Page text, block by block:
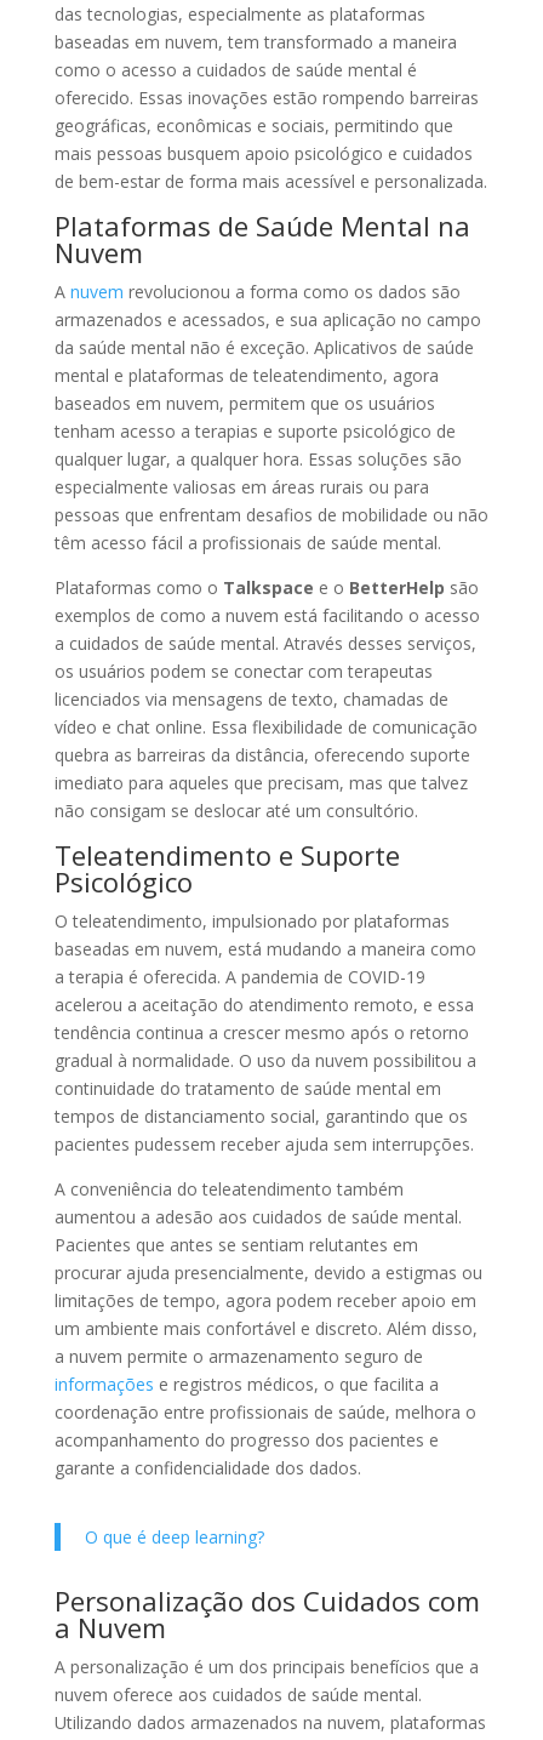
das tecnologias, especialmente as plataformas
baseadas em nuvem, tem transformado a maneira
como o acesso a cuidados de saúde mental é
oferecido. Essas inovações estão rompendo barreiras
geográficas, econômicas e sociais, permitindo que
mais pessoas busquem apoio psicológico e cuidados
de bem-estar de forma mais acessível e personalizada.
Plataformas de Saúde Mental na
Nuvem
A nuvem revolucionou a forma como os dados são
armazenados e acessados, e sua aplicação no campo
da saúde mental não é exceção. Aplicativos de saúde
mental e plataformas de teleatendimento, agora
baseados em nuvem, permitem que os usuários
tenham acesso a terapias e suporte psicológico de
qualquer lugar, a qualquer hora. Essas soluções são
especialmente valiosas em áreas rurais ou para
pessoas que enfrentam desafios de mobilidade ou não
têm acesso fácil a profissionais de saúde mental.
Plataformas como o Talkspace e o BetterHelp são
exemplos de como a nuvem está facilitando o acesso
a cuidados de saúde mental. Através desses serviços,
os usuários podem se conectar com terapeutas
licenciados via mensagens de texto, chamadas de
vídeo e chat online. Essa flexibilidade de comunicação
quebra as barreiras da distância, oferecendo suporte
imediato para aqueles que precisam, mas que talvez
não consigam se deslocar até um consultório.
Teleatendimento e Suporte
Psicológico
O teleatendimento, impulsionado por plataformas
baseadas em nuvem, está mudando a maneira como
a terapia é oferecida. A pandemia de COVID-19
acelerou a aceitação do atendimento remoto, e essa
tendência continua a crescer mesmo após o retorno
gradual à normalidade. O uso da nuvem possibilitou a
continuidade do tratamento de saúde mental em
tempos de distanciamento social, garantindo que os
pacientes pudessem receber ajuda sem interrupções.
A conveniência do teleatendimento também
aumentou a adesão aos cuidados de saúde mental.
Pacientes que antes se sentiam relutantes em
procurar ajuda presencialmente, devido a estigmas ou
limitações de tempo, agora podem receber apoio em
um ambiente mais confortável e discreto. Além disso,
a nuvem permite o armazenamento seguro de
informações e registros médicos, o que facilita a
coordenação entre profissionais de saúde, melhora o
acompanhamento do progresso dos pacientes e
garante a confidencialidade dos dados.
O que é deep learning?
Personalização dos Cuidados com
a Nuvem
A personalização é um dos principais benefícios que a
nuvem oferece aos cuidados de saúde mental.
Utilizando dados armazenados na nuvem, plataformas